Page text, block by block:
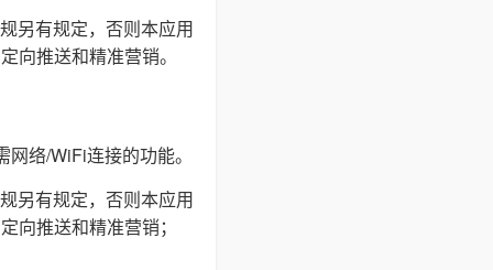
另有规定，否则本应用
向推送和精准营销。
络/WiFi连接的功能。
另有规定，否则本应用
向推送和精准营销；